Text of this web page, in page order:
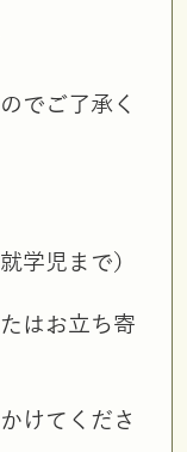
でご了承く
児まで）
はお立ち寄
けてくださ